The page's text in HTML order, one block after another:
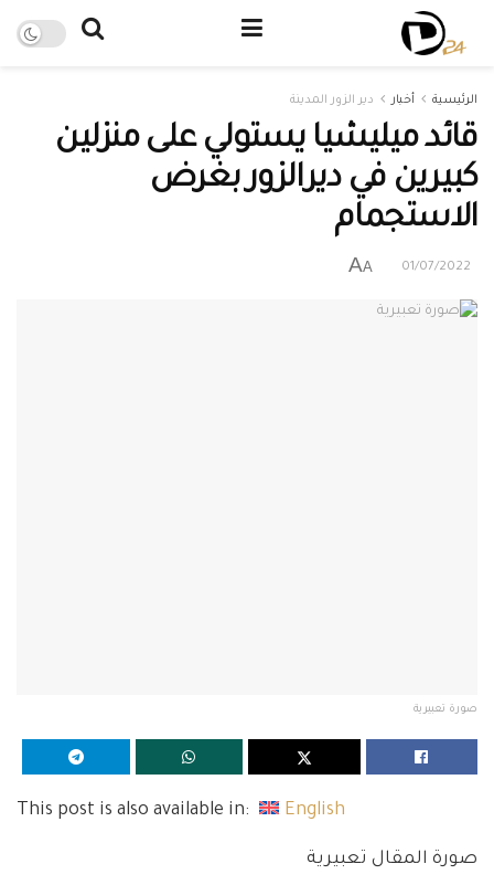
الرئيسية أخبار دير الزور المدينة
قائد ميليشيا يستولي على منزلين
كبيرين في ديرالزور بغرض
الاستجمام
01/07/2022
A
A
صورة تعبيرية
This post is also available in: English
صورة المقال تعبيرية